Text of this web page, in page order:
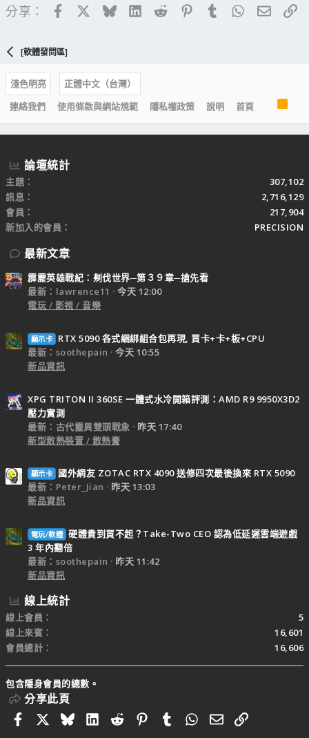
分享： FacebookBlueskyLinkedIn
Reddit PinterestTumblrWhatsApp
電子
[軟體發問區]
淺色明亮
正體中文（台灣）
連絡我們
使用條款與網站規範 隱私權政策 說明 首頁
R
S
S
論壇統計
主題
307,102
訊息
2,716,129
會員
217,904
新加入的會員
PRECISION
最新文章
霹靂英雄戰紀：刜伐世界─第３９章─搶先看
最新：lawrence11
今天 12:00
電玩 / 影視 / 音樂
顯示卡
RTX 5090 各式綑綁組合包再現, 買卡+卡+板+CPU
最新：soothepain
今天 10:55
新品資訊
XPG TRITON II 360SE 一體式水冷開箱評測：AMD R9 9950X3D2
壓力實測
最新：古代靈異雙頭戰象
昨天 17:40
新型散熱裝置 / 散熱膏
顯示卡
國外網友 ZOTAC RTX 4090 送修四次最後換來 RTX 5090
最新：Peter_Jian
昨天 13:03
新品資訊
電玩/軟體 硬體貴到買不起？Take-Two CEO 認為低延遲雲端遊戲
3 年內翻倍
最新：soothepain
昨天 11:42
新品資訊
線上統計
線上會員
5
線上來賓
16,601
會員總計
16,606
包含隱身會員的總數。
分享此頁
FacebookBlueskyLinkedIn
RedditPinterestTumblrWhatsApp
電子郵件
連結